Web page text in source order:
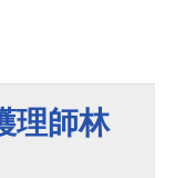
理師林